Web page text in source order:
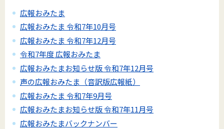
広報おみたま
広報おみたま 令和7年10月号
広報おみたま 令和7年12月号
令和7年度 広報おみたま
広報おみたまお知らせ版 令和7年12月号
声の広報おみたま（音訳版広報紙）
広報おみたま 令和7年9月号
広報おみたまお知らせ版 令和7年11月号
広報おみたまバックナンバー